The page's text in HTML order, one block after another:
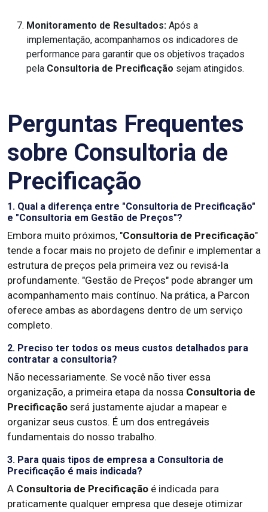
Monitoramento de Resultados: Após a
implementação, acompanhamos os indicadores de
performance para garantir que os objetivos traçados
pela Consultoria de Precificação sejam atingidos.
Perguntas Frequentes
sobre Consultoria de
Precificação
1. Qual a diferença entre "Consultoria de Precificação"
e "Consultoria em Gestão de Preços"?
Embora muito próximos, "Consultoria de Precificação"
tende a focar mais no projeto de definir e implementar a
estrutura de preços pela primeira vez ou revisá-la
profundamente. "Gestão de Preços" pode abranger um
acompanhamento mais contínuo. Na prática, a Parcon
oferece ambas as abordagens dentro de um serviço
completo.
2. Preciso ter todos os meus custos detalhados para
contratar a consultoria?
Não necessariamente. Se você não tiver essa
organização, a primeira etapa da nossa Consultoria de
Precificação será justamente ajudar a mapear e
organizar seus custos. É um dos entregáveis
fundamentais do nosso trabalho.
3. Para quais tipos de empresa a Consultoria de
Precificação é mais indicada?
A Consultoria de Precificação é indicada para
praticamente qualquer empresa que deseje otimizar